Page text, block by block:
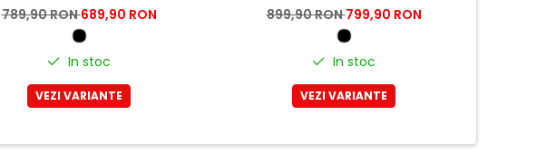
789,90 RON689,90 RON
In stoc
VEZI VARIANTE
899,90 RON799,90 RON
In stoc
VEZI VARIANTE